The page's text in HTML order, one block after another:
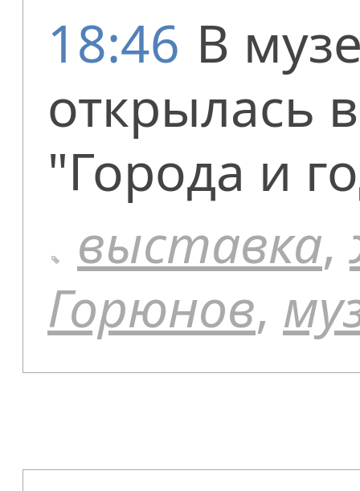
18:46 В
открылась
"Города и
выставка,
Горюнов,